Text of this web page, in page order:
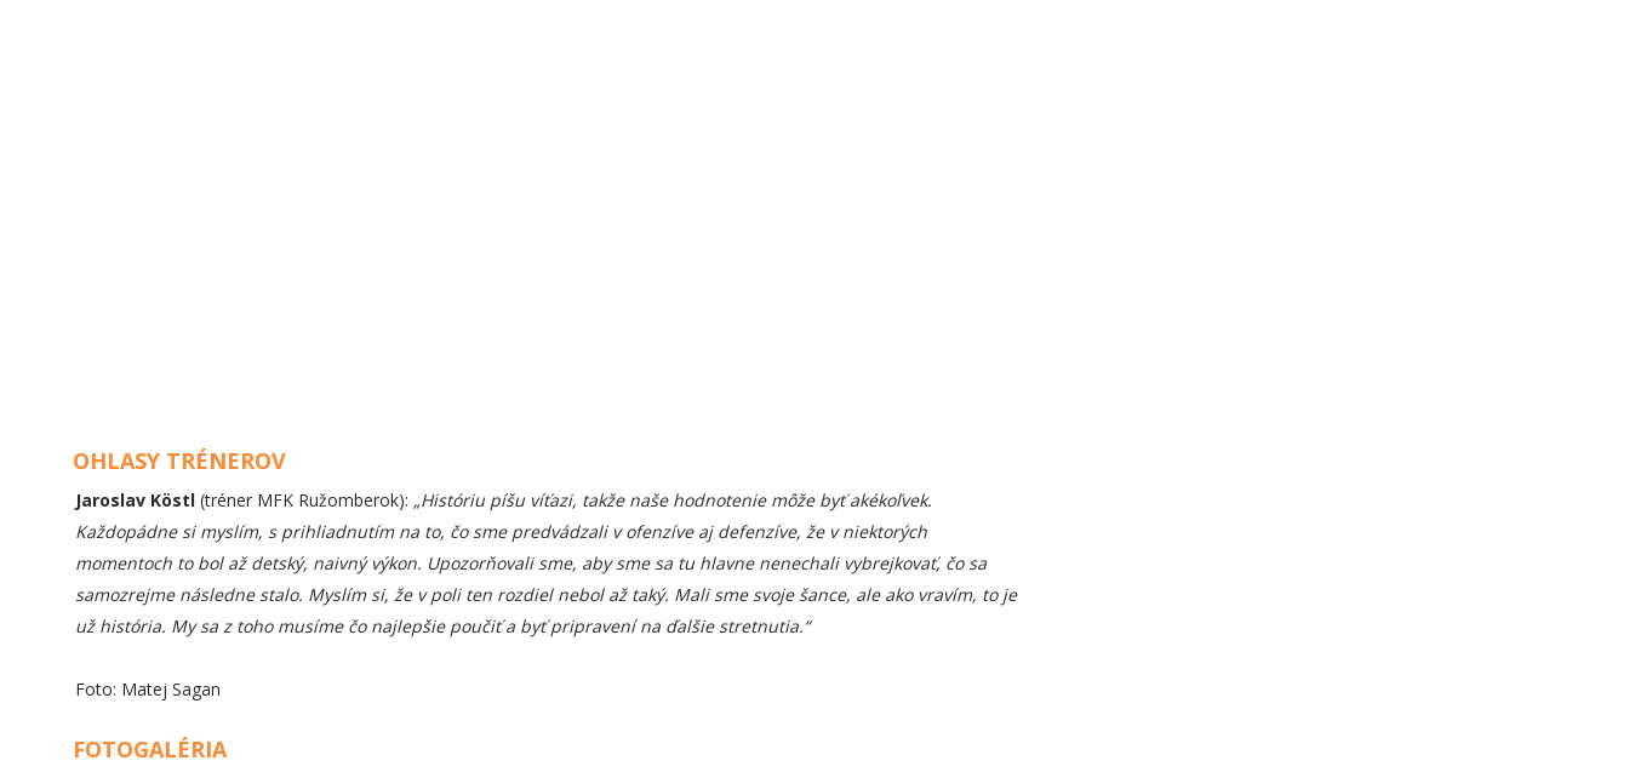
OHLASY TRÉNEROV
Jaroslav Köstl (tréner MFK Ružomberok): „Históriu píšu víťazi, takže naše hodnotenie môže byť akékoľvek.
Každopádne si myslím, s prihliadnutím na to, čo sme predvádzali v ofenzíve aj defenzíve, že v niektorých
momentoch to bol až detský, naivný výkon. Upozorňovali sme, aby sme sa tu hlavne nenechali vybrejkovať, čo sa
samozrejme následne stalo. Myslím si, že v poli ten rozdiel nebol až taký. Mali sme svoje šance, ale ako vravím, to je
už história. My sa z toho musíme čo najlepšie poučiť a byť pripravení na ďalšie stretnutia.“
Foto: Matej Sagan
FOTOGALÉRIA